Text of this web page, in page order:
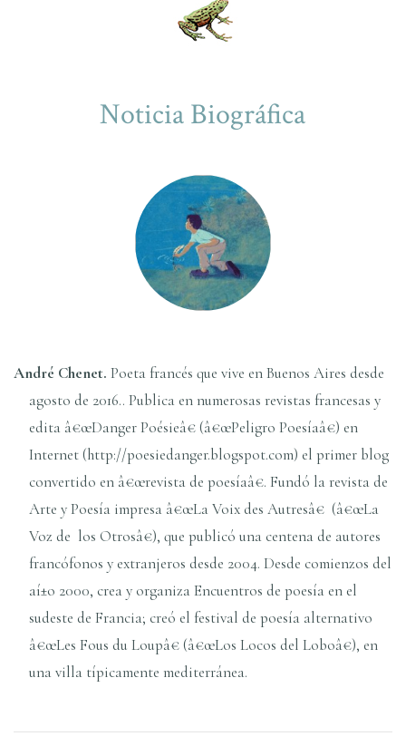
Noticia Biográfica
André Chenet. Poeta francés que vive en Buenos Aires desde
agosto de 2016.. Publica en numerosas revistas francesas y
edita â€œDanger Poésieâ€ (â€œPeligro Poesí­aâ€) en
Internet (http://poesiedanger.blogspot.com) el primer blog
convertido en â€œrevista de poesí­aâ€. Fundó la revista de
Arte y Poesí­a impresa â€œLa Voix des Autresâ€ (â€œLa
Voz de los Otrosâ€), que publicó una centena de autores
francófonos y extranjeros desde 2004. Desde comienzos del
aí±o 2000, crea y organiza Encuentros de poesí­a en el
sudeste de Francia; creó el festival de poesí­a alternativo
â€œLes Fous du Loupâ€ (â€œLos Locos del Loboâ€), en
una villa tí­picamente mediterránea.